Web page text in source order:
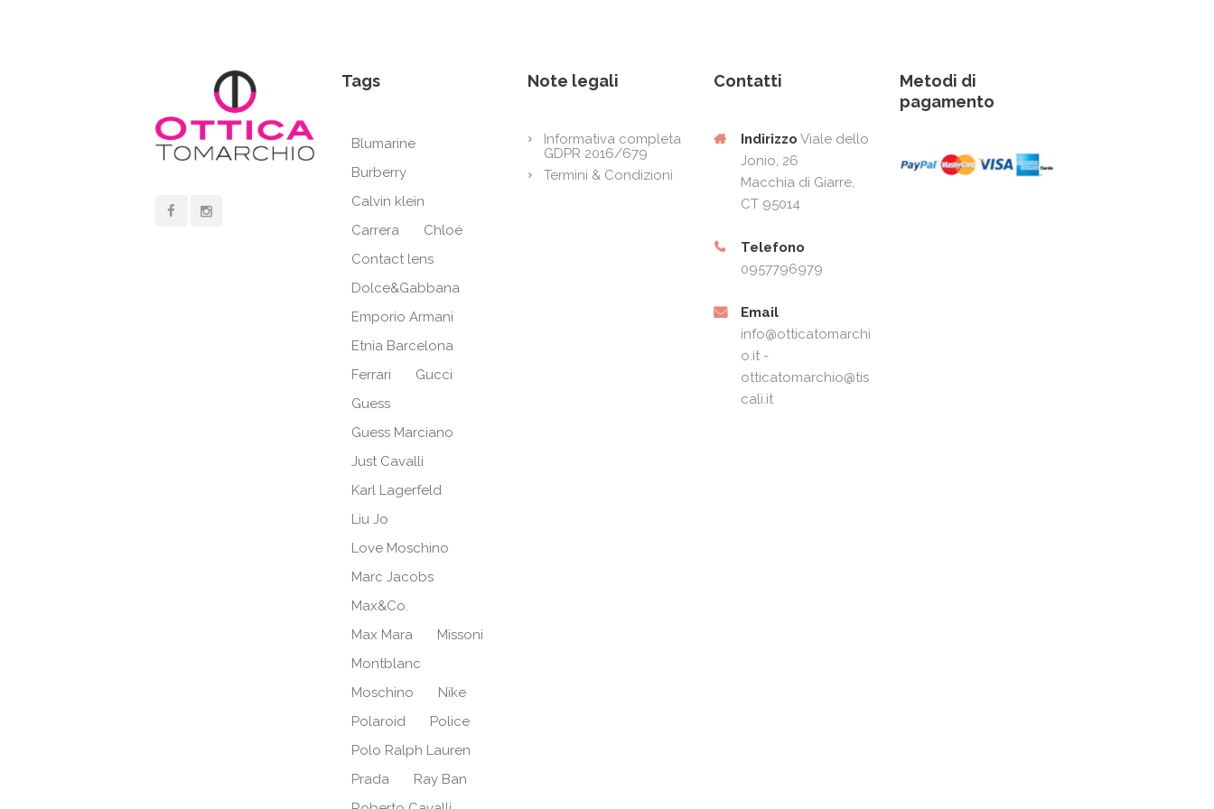
Tags
Blumarine
Burberry
Calvin klein
Carrera
Chloé
Contact lens
Dolce&Gabbana
Emporio Armani
Etnia Barcelona
Ferrari
Gucci
Guess
Guess Marciano
Just Cavalli
Karl Lagerfeld
Liu Jo
Love Moschino
Marc Jacobs
Max&Co.
Max Mara
Missoni
Montblanc
Moschino
Nike
Polaroid
Police
Polo Ralph Lauren
Prada
Ray Ban
Note legali
Informativa completa
GDPR 2016/679
Termini & Condizioni
Contatti
Indirizzo Viale dello
Jonio, 26
Macchia di Giarre,
CT 95014
Telefono
0957796979
Email
info@otticatomarchi
o.it -
otticatomarchio@tis
cali.it
Metodi di
pagamento